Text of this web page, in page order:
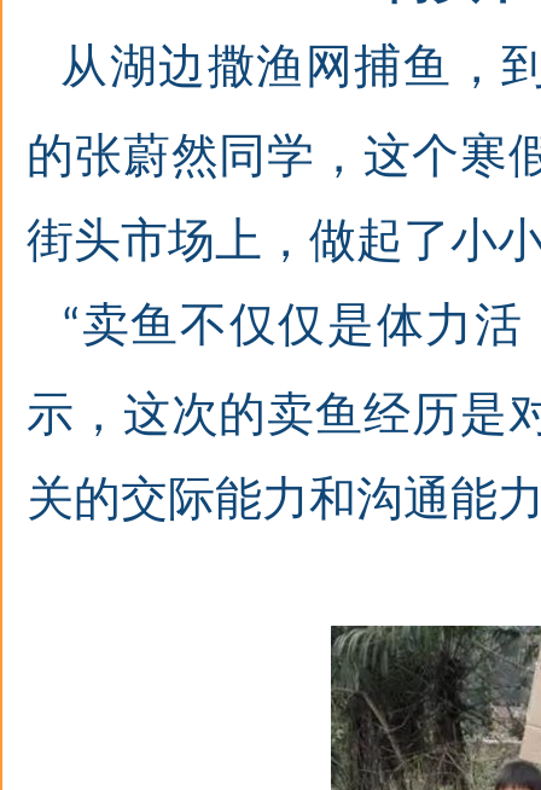
从湖边撒渔网捕鱼，
的张蔚然同学 ，这个寒
街头市场上，做起了小
“卖鱼不仅仅是体力活
示，这次的卖鱼经历是
关的交际能力和沟通能